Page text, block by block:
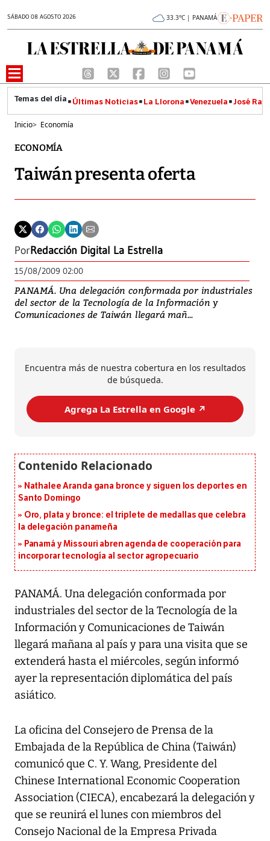
SÁBADO 08 AGOSTO 2026 33.3°C | PANAMÁ
Últimas Noticias La Llorona Venezuela José
Inicio> Economía
ECONOMÍA
Taiwán presenta oferta
PorRedacción Digital La Estrella
15/08/2009 02:00
PANAMÁ. Una delegación conformada por industriales
del sector de la Tecnología de la Información y
Comunicaciones de Taiwán llegará mañ...
Encuentra más de nuestra cobertura en los resultados
de búsqueda.
Agrega La Estrella en Google ↗️
Nathalee Aranda gana bronce y siguen los deportes en
Santo Domingo
Oro, plata y bronce: el triplete de medallas que celebra
la delegación panameña
Panamá y Missouri abren agenda de cooperación para
incorporar tecnología al sector agropecuario
PANAMÁ. Una delegación conformada por
industriales del sector de la Tecnología de la
Información y Comunicaciones de Taiwán
llegará mañana al país y para una visita que se
extenderá hasta el miércoles, según informó
ayer la representación diplomática del país
asiático.
La oficina del Consejero de Prensa de la
Embajada de la República de China (Taiwán)
comunicó que C. Y. Wang, Presidente del
Chinese International Economic Cooperation
Association (CIECA), encabezará la delegación y
que se reunirá el lunes con miembros del
Consejo Nacional de la Empresa Privada